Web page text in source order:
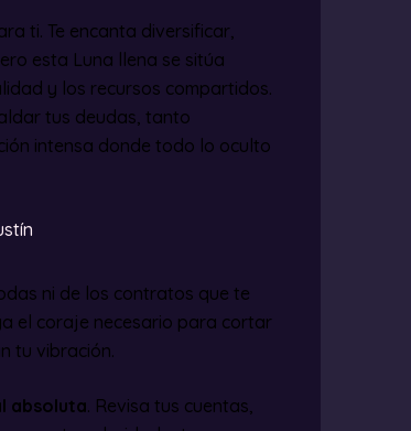
ti. Te encanta diversificar,
esta Luna llena se sitúa
y los recursos compartidos.
tus deudas, tanto
intensa donde todo lo oculto
ni de los contratos que te
el coraje necesario para cortar
tu vibración.
absoluta. Revisa tus cuentas,